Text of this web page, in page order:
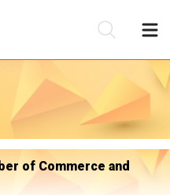
of Commerce and